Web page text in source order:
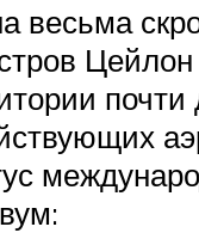
весьма
почти